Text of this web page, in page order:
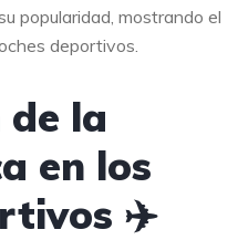
popularidad, mostrando el
deportivos.
de la
en los
✈️